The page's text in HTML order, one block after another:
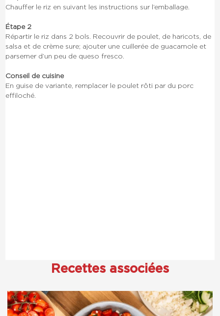
Chauffer le riz en suivant les instructions sur l’emballage.
Étape 2
Répartir le riz dans 2 bols. Recouvrir de poulet, de haricots, de
salsa et de crème sure; ajouter une cuillerée de guacamole et
parsemer d’un peu de queso fresco.
Conseil de cuisine
En guise de variante, remplacer le poulet rôti par du porc
effiloché.
Recettes associées